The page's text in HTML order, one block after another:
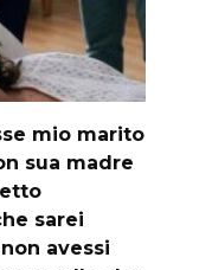
mio marito
sua madre
sarei
avessi